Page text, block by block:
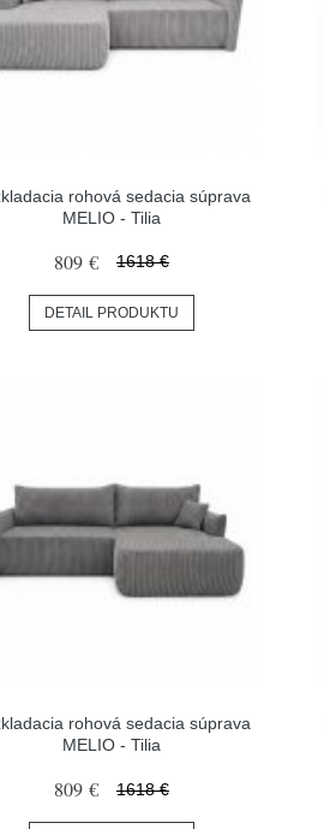
rohová sedacia súprava
MELIO - Tilia
809 € 1618 €
DETAIL PRODUKTU
rohová sedacia súprava
MELIO - Tilia
809 € 1618 €